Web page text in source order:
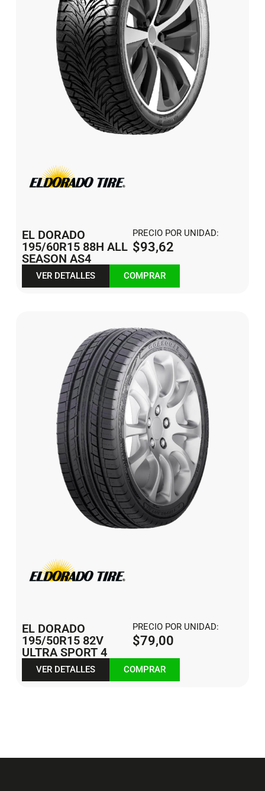
EL DORADO
195/60R15 88H ALL
SEASON AS4
PRECIO POR UNIDAD:
$93,62
VER DETALLES COMPRAR
EL DORADO
195/50R15 82V
ULTRA SPORT 4
PRECIO POR UNIDAD:
$79,00
VER DETALLES COMPRAR